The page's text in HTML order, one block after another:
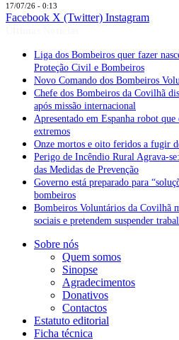
17/07/26 - 0:13
Facebook X (Twitter) Instagram
Liga dos Bombeiros quer fazer
Proteção Civil e Bombeiros
Novo Comando dos Bombeiros
Chefe dos Bombeiros da Covilhã
após missão internacional
Apresentado em Espanha robot
extremos
Onze mortos e oito feridos a fugir
Perigo de Incêndio Rural Agrava-
das Medidas de Prevenção
Governo está preparado para
bombeiros
Bombeiros Voluntários da Covilhã
sociais e pretendem suspender
Sobre nós
Quem somos
Sinopse
Agradecimentos
Donativos
Contactos
Estatuto editorial
Ficha técnica